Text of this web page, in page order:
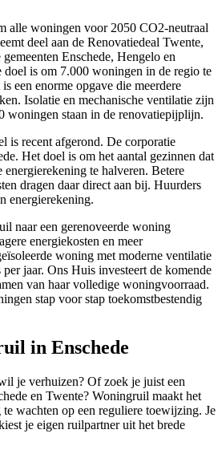
alle woningen voor 2050 CO2-neutraal
deel aan de Renovatiedeal Twente,
Enschede, Hengelo en
is om 7.000 woningen in de regio te
een enorme opgave die meerdere
Isolatie en mechanische ventilatie zijn
woningen staan in de renovatiepijplijn.
is recent afgerond. De corporatie
Het doel is om het aantal gezinnen dat
te halveren. Betere
dragen daar direct aan bij. Huurders
energierekening.
naar een gerenoveerde woning
energiekosten en meer
woning met moderne ventilatie
per jaar. Ons Huis investeert de komende
van haar volledige woningvoorraad.
stap voor stap toekomstbestendig
in Enschede
je verhuizen? Of zoek je juist een
en Twente? Woningruil maakt het
wachten op een reguliere toewijzing. Je
je eigen ruilpartner uit het brede